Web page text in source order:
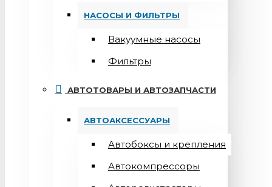
НАСОСЫ И ФИЛЬТРЫ
Вакуумные насосы
Фильтры
АВТОТОВАРЫ И АВТОЗАПЧАСТИ
АВТОАКСЕССУАРЫ
Автобоксы и крепления
Автокомпрессоры